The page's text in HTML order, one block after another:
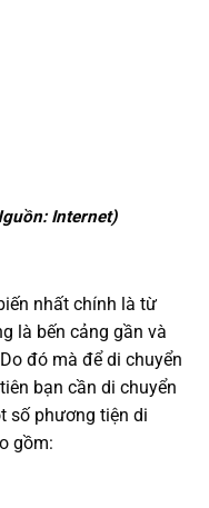
Internet)
nhất chính là từ
là bến cảng gần và
đó mà để di chuyển
bạn cần di chuyển
số phương tiện di
gồm: